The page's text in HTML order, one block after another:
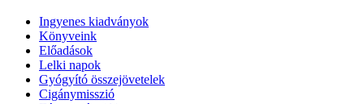
Ingyenes kiadványok
Könyveink
Előadások
Lelki napok
Gyógyító összejövetelek
Cigánymisszió